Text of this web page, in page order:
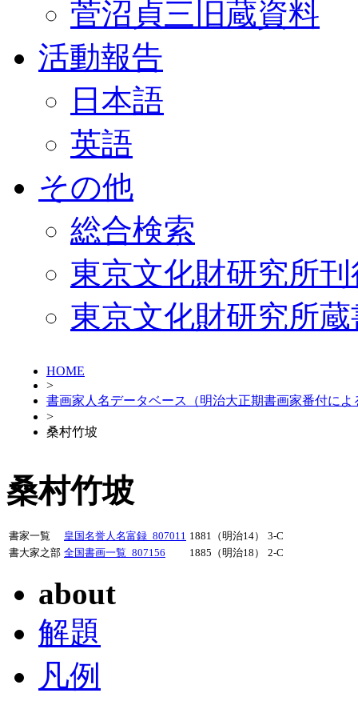
菅沼貞三旧蔵資料
活動報告
日本語
英語
その他
総合検索
東京文化財研究所
東京文化財研究所
HOME
>
書画家人名データベース（明治大正期書画家番付によ
>
桑村竹坡
桑村竹坡
書家一覧 皇国名誉人名富録_807011 1881（明治14）
3-C
書大家之部 全国書画一覧_807156 1885（明治18） 2-C
about
解題
凡例